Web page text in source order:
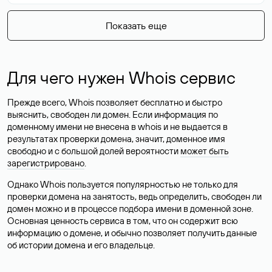
Показать еще
Для чего нужен Whois сервис
Прежде всего, Whois позволяет бесплатно и быстро
выяснить, свободен ли домен. Если информация по
доменному имени не внесена в whois и не выдается в
результатах проверки домена, значит, доменное имя
свободно и с большой долей вероятности может быть
зарегистрировано.
Однако Whois пользуется популярностью не только для
проверки домена на занятость, ведь определить, свободен ли
домен можно и в процессе подбора имени в доменной зоне.
Основная ценность сервиса в том, что он содержит всю
информацию о домене, и обычно позволяет получить данные
об истории домена и его владельце.